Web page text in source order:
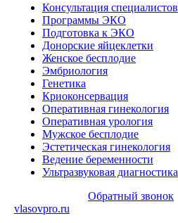
Консультация специалистов
Программы ЭКО
Подготовка к ЭКО
Донорские яйцеклетки
Женское бесплодие
Эмбриология
Генетика
Криоконсервация
Оперативная гинекология
Оперативная урология
Мужское бесплодие
Эстетическая гинекология
Ведение беременности
Ультразвуковая диагностика
Обратный звонок
vlasovpro.ru